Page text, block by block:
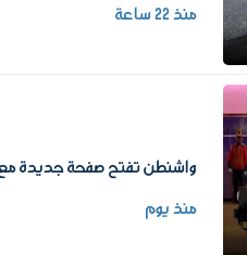
منذ 22 ساعة
واشنطن تفتح صفحة جديدة مع
منذ يوم